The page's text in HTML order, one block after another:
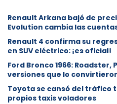
Renault Arkana bajó de
Evolution cambia las
Renault 4 confirma su
en SUV eléctrico: ¡es oficial!
Ford Bronco 1966:
versiones que lo
Toyota se cansó del tráfico
propios taxis voladores